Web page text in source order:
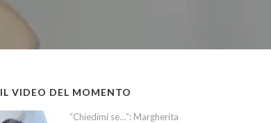
IL VIDEO DEL MOMENTO
“Chiedimi se…”: Margherita